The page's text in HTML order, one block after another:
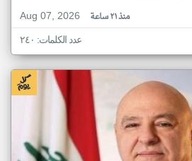
Aug 07, 2026
منذ ٢١ ساعة
عدد الكلمات: ٢٤٠